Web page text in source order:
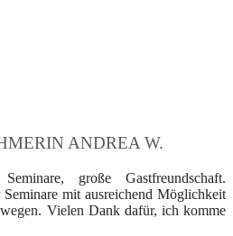
ANDREA W.
große Gastfreundschaft.
mit ausreichend Möglichkeit
Vielen Dank dafür, ich komme